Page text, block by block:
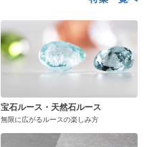
宝石ルース・天然石ルース
無限に広がるルースの楽しみ方